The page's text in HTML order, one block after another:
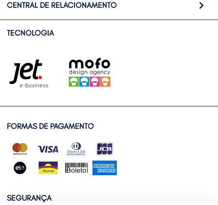
CENTRAL DE RELACIONAMENTO
TECNOLOGIA
FORMAS DE PAGAMENTO
SEGURANÇA